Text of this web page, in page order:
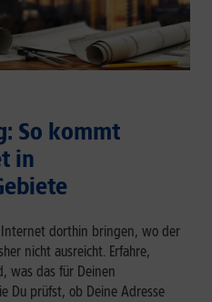
So kommt
in
dorthin bringen, wo der
nicht ausreicht. Erfahre,
was das für Deinen
Du prüfst, ob Deine Adresse